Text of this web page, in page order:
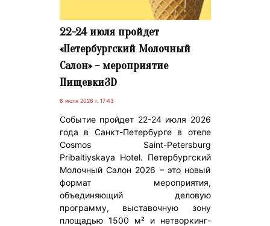
22-24 июля пройдет
«Петербургский Молочный
Салон» – мероприятие
Пищевки3D
8 июля 2026 г. 17:43
Событие пройдет 22-24 июля 2026
года в Санкт-Петербурге в отеле
Cosmos Saint-Petersburg
Pribaltiyskaya Hotel. Петербургский
Молочный Салон 2026 – это новый
формат мероприятия,
объединяющий деловую
программу, выставочную зону
площадью 1500 м² и нетворкинг-